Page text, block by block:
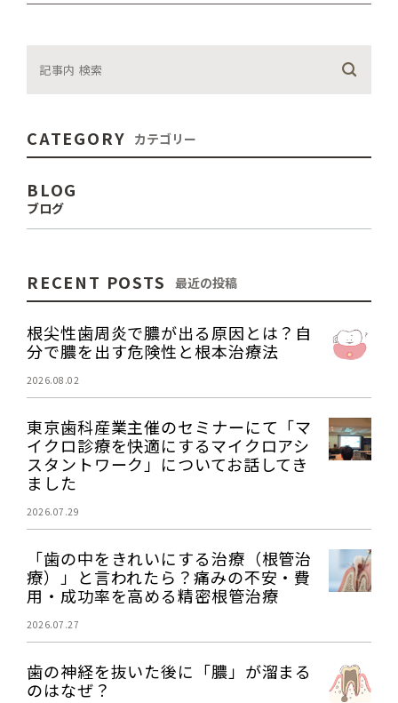
CATEGORY カテゴリー
BLOG
ブログ
RECENT POSTS 最近の投稿
根尖性歯周炎で膿が出る原因とは？自
分で膿を出す危険性と根本治療法
2026.08.02
東京歯科産業主催のセミナーにて「マ
イクロ診療を快適にするマイクロアシ
スタントワーク」についてお話してき
ました
2026.07.29
「歯の中をきれいにする治療（根管治
療）」と言われたら？痛みの不安・費
用・成功率を高める精密根管治療
2026.07.27
歯の神経を抜いた後に「膿」が溜まる
のはなぜ？